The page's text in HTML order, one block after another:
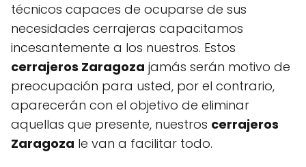
técnicos capaces de ocuparse de sus
necesidades cerrajeras capacitamos
incesantemente a los nuestros. Estos
cerrajeros Zaragoza jamás serán motivo de
preocupación para usted, por el contrario,
aparecerán con el objetivo de eliminar
aquellas que presente, nuestros cerrajeros
Zaragoza le van a facilitar todo.